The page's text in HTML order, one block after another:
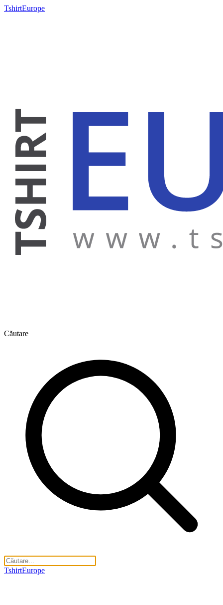
TshirtEurope
Căutare
TshirtEurope